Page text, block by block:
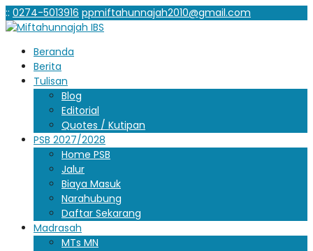
:: 0274-5013916 ppmiftahunnajah2010@gmail.com
Beranda
Berita
Tulisan
Blog
Editorial
Quotes / Kutipan
PSB 2027/2028
Home PSB
Jalur
Biaya Masuk
Narahubung
Daftar Sekarang
Madrasah
MTs MN